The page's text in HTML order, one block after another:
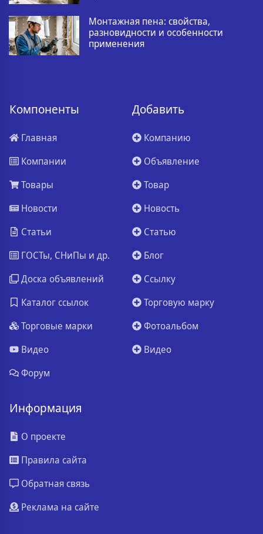
Монтажная пена: свойства,
разновидности и особенности
применения
Компоненты
Главная
Компании
Товары
Новости
Статьи
ГОСТы, СНиПы и др.
Доска объявлений
Каталог ссылок
Торговые марки
Видео
Форум
Добавить
Компанию
Объявление
Товар
Новость
Статью
Блог
Ссылку
Торговую марку
Фотоальбом
Видео
Информация
О проекте
Правила сайта
Обратная связь
Реклама на сайте